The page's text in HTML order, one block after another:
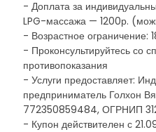
- Доплата за
LPG-массажа — 1200р.
- Возрастное ограничение:
- Проконсультируйтесь со
противопоказания
- Услуги предоставляет:
предприниматель Голхон
772350859484, ОГРНИП
- Купон действителен с